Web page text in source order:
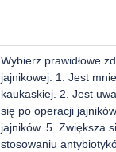
Wybierz prawidłowe
jajnikowej: 1. Jest
kaukaskiej. 2. Jest
się po operacji
jajników. 5. Zwiększa
stosowaniu